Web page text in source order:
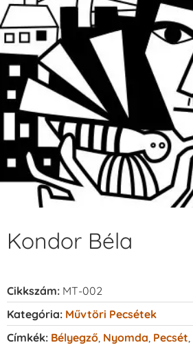
Kondor Béla
Cikkszám: MT-002
Kategória: Művtöri Pecsétek
Címkék: Bélyegző Nyomda Pecsét